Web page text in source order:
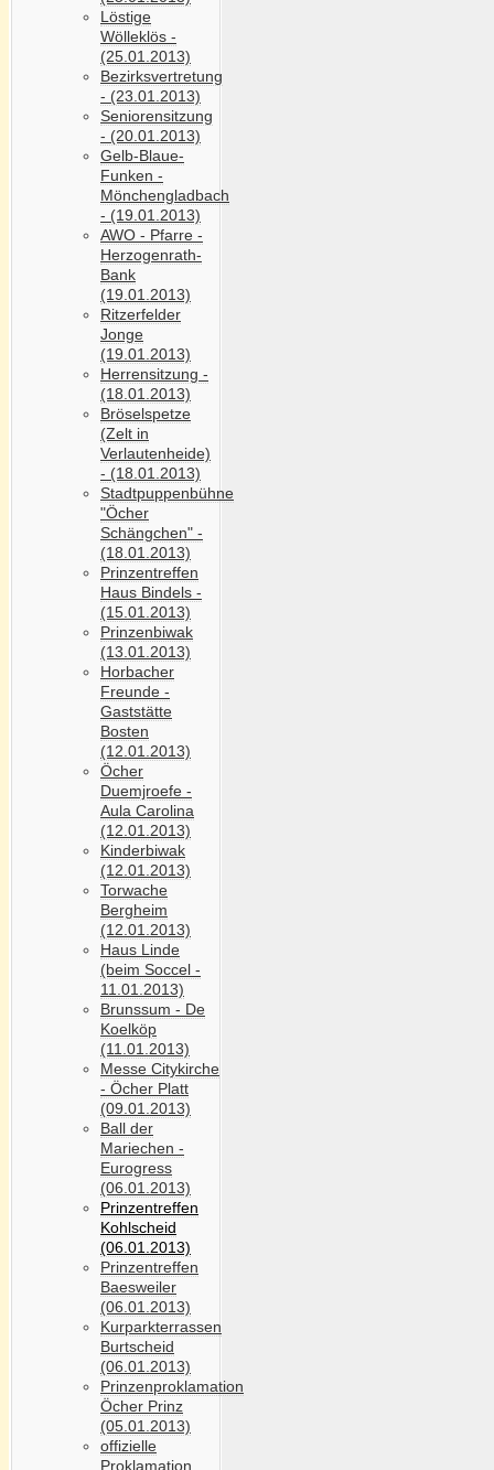
Löstige
Wölleklös -
(25.01.2013)
Bezirksvertretung
- (23.01.2013)
Seniorensitzung
- (20.01.2013)
Gelb-Blaue-
Funken -
Mönchengladbach
- (19.01.2013)
AWO - Pfarre -
Herzogenrath-
Bank
(19.01.2013)
Ritzerfelder
Jonge
(19.01.2013)
Herrensitzung -
(18.01.2013)
Bröselspetze
(Zelt in
Verlautenheide)
- (18.01.2013)
Stadtpuppenbühne
"Öcher
Schängchen" -
(18.01.2013)
Prinzentreffen
Haus Bindels -
(15.01.2013)
Prinzenbiwak
(13.01.2013)
Horbacher
Freunde -
Gaststätte
Bosten
(12.01.2013)
Öcher
Duemjroefe -
Aula Carolina
(12.01.2013)
Kinderbiwak
(12.01.2013)
Torwache
Bergheim
(12.01.2013)
Haus Linde
(beim Soccel -
11.01.2013)
Brunssum - De
Koelköp
(11.01.2013)
Messe Citykirche
- Öcher Platt
(09.01.2013)
Ball der
Mariechen -
Eurogress
(06.01.2013)
Prinzentreffen
Kohlscheid
(06.01.2013)
Prinzentreffen
Baesweiler
(06.01.2013)
Kurparkterrassen
Burtscheid
(06.01.2013)
Prinzenproklamation
Öcher Prinz
(05.01.2013)
offizielle
Proklamation